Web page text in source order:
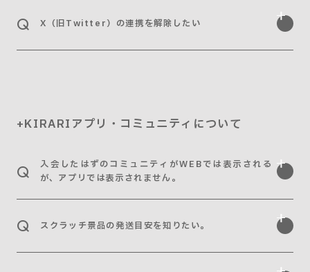
X（旧Twitter）の連携を解除したい
+KIRARIアプリ・コミュニティについて
入会したはずのコミュニティがWEBでは表示される
が、アプリでは表示されません。
スクラッチ景品の発送目安を知りたい。